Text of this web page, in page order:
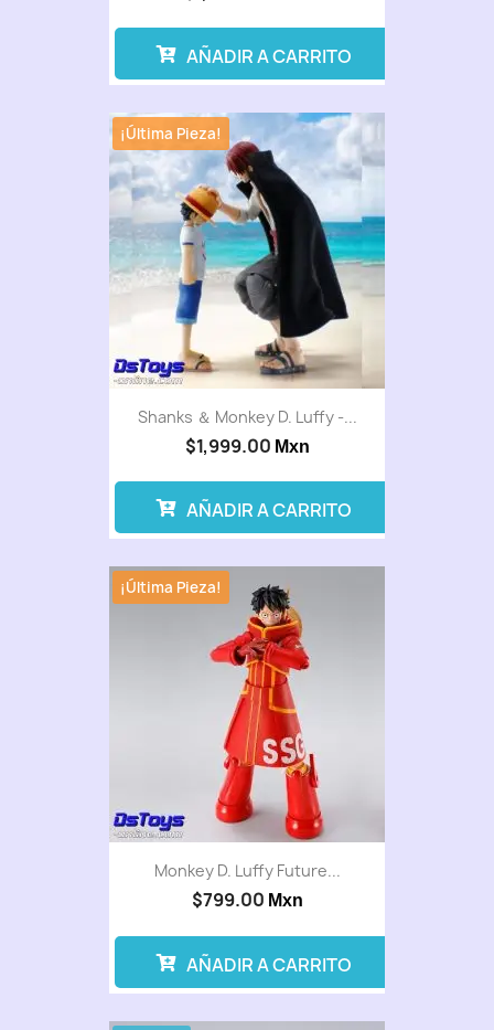
AÑADIR A CARRITO
Shanks ＆ Monkey D. Luffy -...
$1,999.00 Mxn
¡Última Pieza!
AÑADIR A CARRITO
Monkey D. Luffy Future...
$799.00 Mxn
¡Última Pieza!
AÑADIR A CARRITO